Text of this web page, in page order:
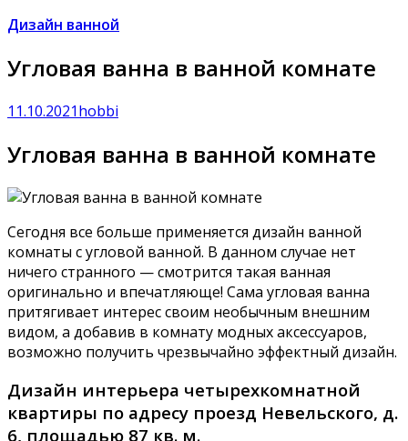
Дизайн ванной
Угловая ванна в ванной комнате
11.10.2021hobbi
Угловая ванна в ванной комнате
Сегодня все больше применяется дизайн ванной
комнаты с угловой ванной. В данном случае нет
ничего странного — смотрится такая ванная
оригинально и впечатляюще! Сама угловая ванна
притягивает интерес своим необычным внешним
видом, а добавив в комнату модных аксессуаров,
возможно получить чрезвычайно эффектный дизайн.
Дизайн интерьера четырехкомнатной
квартиры по адресу проезд Невельского, д.
6, площадью 87 кв. м.